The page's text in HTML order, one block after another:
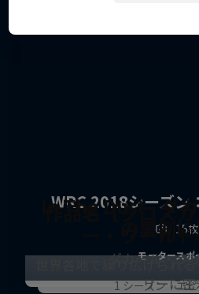
WRC 2018シーズン
15枚
モータースポ
In The Dust - ダ
の裏側に
ダカール・ラ
1 シーズン · エ
作品名【クロス
ー・ワールド
世界各地で繰り広げられ
リーに